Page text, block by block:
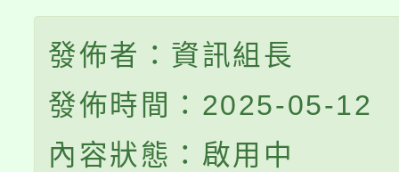
發佈者：資訊組長
發佈時間：2025-05-12
內容狀態：啟用中